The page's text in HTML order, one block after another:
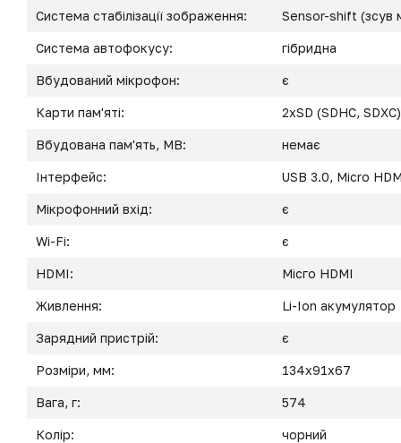
Система стабілізації зображення: Sensor-shift (зсув
Система автофокусу: гібридна
Вбудований мікрофон: є
Карти пам'яті: 2xSD (SDHC,
Вбудована пам'ять, MB: немає
Інтерфейс: USB 3.0, Micro
Мікрофонний вхід: є
Wi-Fi: є
HDMI: Місго HDMI
Живлення: Li-Ion акумулятор
Зарядний пристрій: є
Розміри, мм: 134x91x67
Вага, г: 574
Колір: чорний